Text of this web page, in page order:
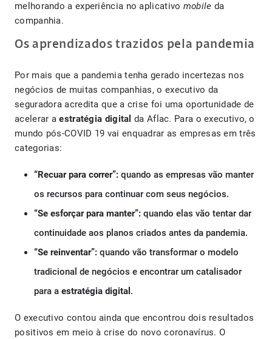
melhorando a experiência no aplicativo mobile da
companhia.
Os aprendizados trazidos pela pandemia
Por mais que a pandemia tenha gerado incertezas nos
negócios de muitas companhias, o executivo da
seguradora acredita que a crise foi uma oportunidade de
acelerar aestratégia digital da Aflac. Para o executivo, o
mundo pós-COVID 19 vai enquadrar as empresas em três
categorias:
“Recuar para correr”: quando as empresas vão manter
os recursos para continuar com seus negócios.
“Se esforçar para manter”: quando elas vão tentar dar
continuidade aos planos criados antes da pandemia.
“Se reinventar”: quando vão transformar o modelo
tradicional de negócios e encontrar um catalisador
para a estratégia digital .
O executivo contou ainda que encontrou dois resultados
positivos em meio à crise do novo coronavírus. O